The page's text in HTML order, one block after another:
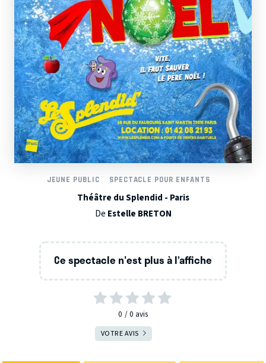
JEUNE PUBLIC SPECTACLE POUR ENFANTS
Théâtre du Splendid - Paris
De Estelle BRETON
Ce spectacle n'est plus à l’affiche
0 0 avis
VOTRE AVIS